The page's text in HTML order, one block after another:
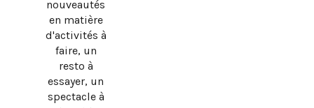
nouveautés
en matière
d'activités à
faire, un
resto à
essayer, un
spectacle à